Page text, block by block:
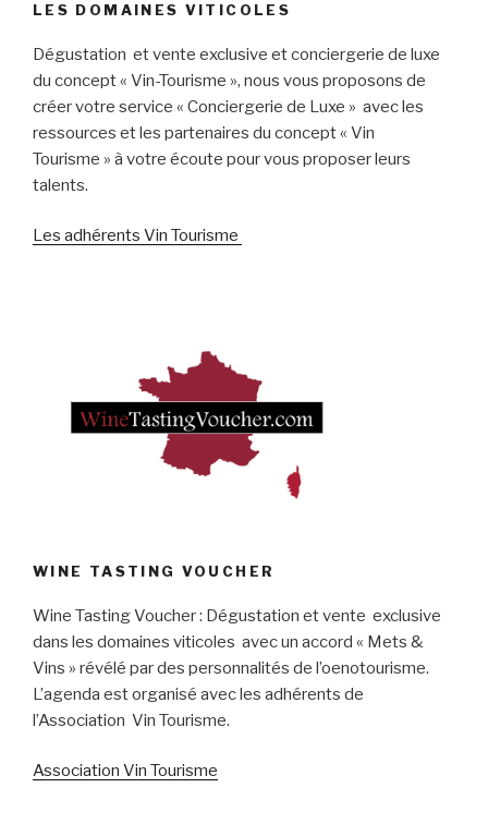
LES DOMAINES VITICOLES
Dégustation et vente exclusive et conciergerie de luxe
du concept « Vin-Tourisme », nous vous proposons de
créer votre service « Conciergerie de Luxe » avec les
ressources et les partenaires du concept « Vin
Tourisme » à votre écoute pour vous proposer leurs
talents.
Les adhérents Vin Tourisme
WINE TASTING VOUCHER
Wine Tasting Voucher : Dégustation et vente exclusive
dans les domaines viticoles avec un accord « Mets &
Vins » révélé par des personnalités de l’oenotourisme.
L’agenda est organisé avec les adhérents de
l’Association Vin Tourisme.
Association Vin Tourisme